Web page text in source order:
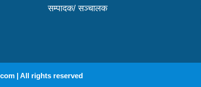
सम्पादक/ सञ्चालक
| All rights reserved